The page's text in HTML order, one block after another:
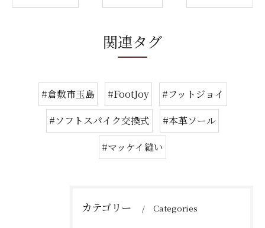
関連タグ
#倉敷市玉島 #FootJoy
#フットジョイ
#ソフトスパイク交換式
#本革ソール
#マッケイ縫い
カテゴリー Categories